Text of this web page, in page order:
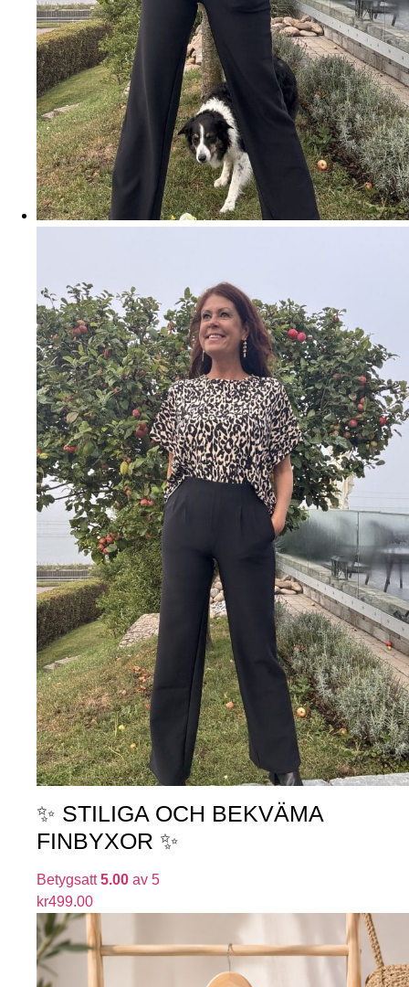
✨ STILIGA OCH BEKVÄMA
FINBYXOR ✨
Betygsatt5.00 av 5
kr499.00